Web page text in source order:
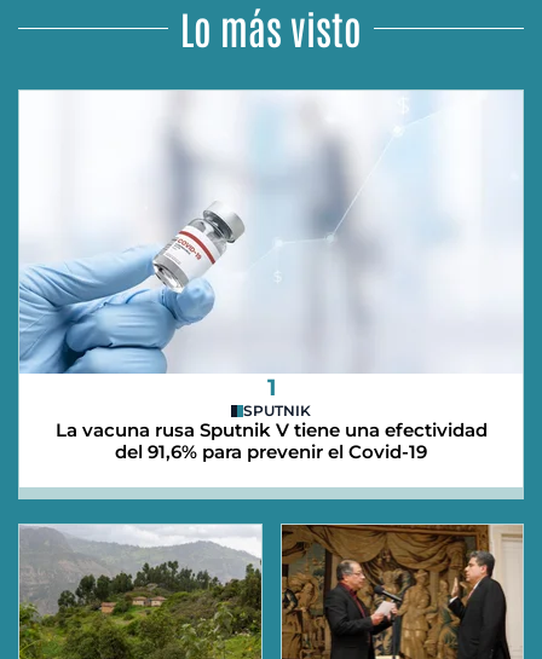
Lo más visto
1
SPUTNIK
La vacuna rusa Sputnik V tiene una efectividad
del 91,6% para prevenir el Covid-19